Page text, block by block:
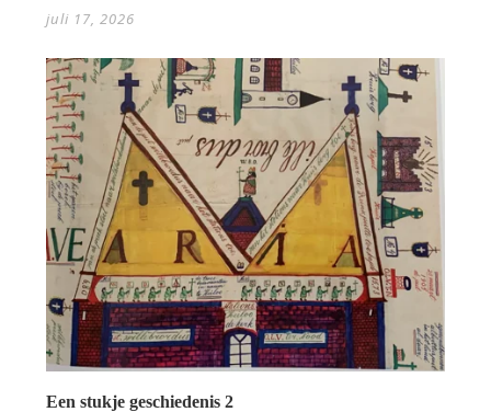
juli 17, 2026
Een stukje geschiedenis 2